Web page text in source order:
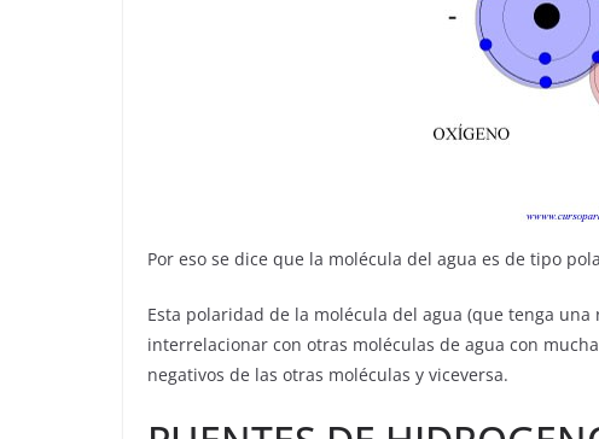
Por eso se dice que la molécula del agua es de tipo
Esta polaridad de la molécula del agua (que tenga
interrelacionar con otras moléculas de agua con
negativos de las otras moléculas y viceversa.